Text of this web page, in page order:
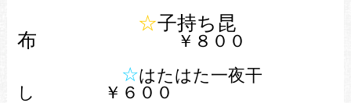
☆子持ち昆
布 ￥８００
☆はたはた一夜干
し ￥６００